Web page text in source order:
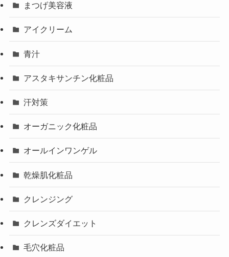
まつげ美容液
アイクリーム
青汁
アスタキサンチン化粧品
汗対策
オーガニック化粧品
オールインワンゲル
乾燥肌化粧品
クレンジング
クレンズダイエット
毛穴化粧品